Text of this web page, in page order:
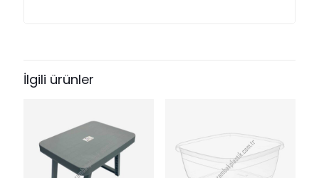
İlgili ürünler